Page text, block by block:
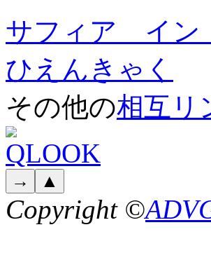
サフィア イン
ひえんきゃく
その他の相互リ
Copyright ©